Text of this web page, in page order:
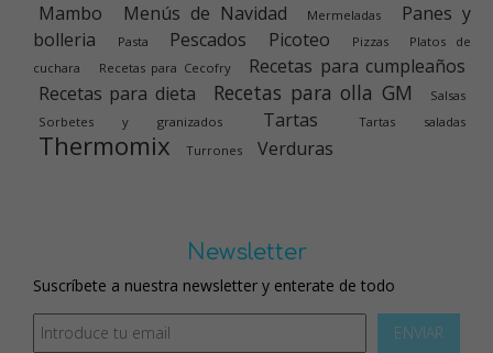
Mambo Menús de Navidad Mermeladas
Panes y
bolleria
Pasta Pescados Picoteo Pizzas
Platos de
cuchara
Recetas para Cecofry
Recetas para cumpleaños
Recetas para dieta
Recetas para olla GM
Salsas
Sorbetes y granizados
Tartas Tartas saladas
Thermomix Turrones Verduras
Newsletter
Suscríbete a nuestra newsletter y enterate de todo
ENVIAR